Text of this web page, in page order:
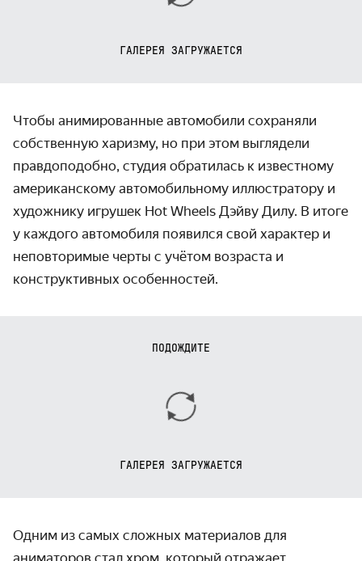
ГАЛЕРЕЯ ЗАГРУЖАЕТСЯ
Чтобы анимированные автомобили сохраняли
собственную харизму, но при этом выглядели
правдоподобно, студия обратилась к известному
американскому автомобильному иллюстратору и
художнику игрушек Hot Wheels Дэйву Дилу. В итоге
у каждого автомобиля появился свой характер и
неповторимые черты с учётом возраста и
конструктивных особенностей.
ПОДОЖДИТЕ
ГАЛЕРЕЯ ЗАГРУЖАЕТСЯ
Одним из самых сложных материалов для
аниматоров стал хром, который отражает